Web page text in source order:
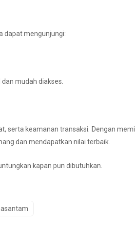
dapat mengunjungi:
mudah diakses.
serta keamanan transaksi. Dengan
dan mendapatkan nilai terbaik.
kapan pun dibutuhkan.